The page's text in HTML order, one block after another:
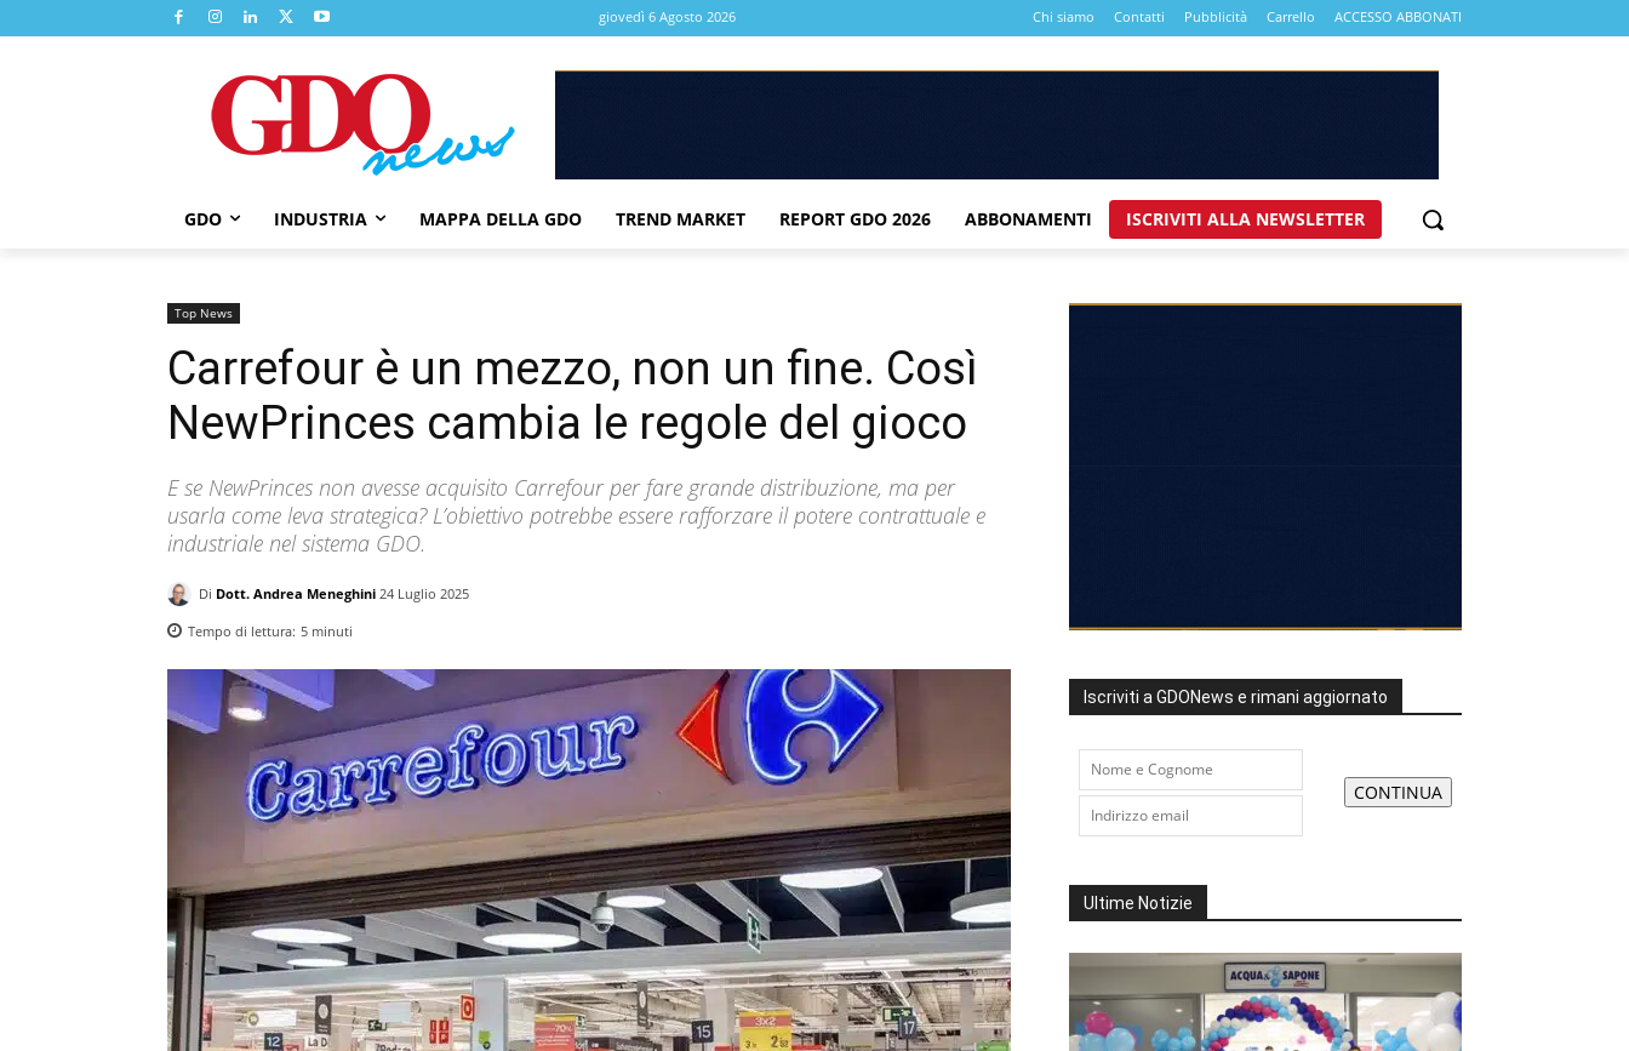
giovedì 6 Agosto 2026 Chi siamo Contatti Pubblicità Carrello ACCESSO ABBONATI
GDO INDUSTRIA MAPPA DELLA GDO TREND MARKET REPORT GDO 2026 ABBONAMENTI ISCRIVITI ALLA NEWSLETTER
Top News
Carrefour è un mezzo, non un fine. Così
NewPrinces cambia le regole del gioco
E se NewPrinces non avesse acquisito Carrefour per fare grande distribuzione, ma per
usarla come leva strategica? L’obiettivo potrebbe essere rafforzare il potere contrattuale e
industriale nel sistema GDO.
Di Dott. Andrea Meneghini 24 Luglio 2025
Tempo di lettura: 5 minuti
Iscriviti a GDONews e rimani aggiornato
Ultime Notizie